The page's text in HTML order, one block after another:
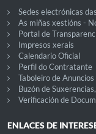
Sedes electrónicas
As miñas xestións -
Portal de
Impresos xerais
Calendario Oficial
Perfil do Contratante
Taboleiro de Anuncios
Buzón de
Verificación de
ENLACES DE